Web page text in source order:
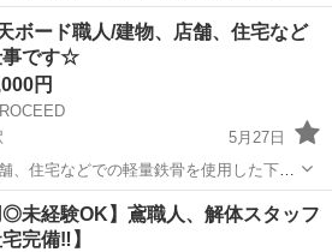
手配・指示・進捗管理をお願いします。
頂きます。 【業務詳細】 ●施
駅 施工管理 業務
ボード職人/建物、店舗、住宅など
事です☆
円
5月27日
、住宅などでの軽量鉄骨を使用した下地
・基本は会社に集まって乗り合わせて現
場に向かいますが、 直行直帰も可能です。 月給 250000〜350000
駅 土木 石膏ボード
◎未経験OK】鳶職人、解体スタッフ
完備‼️】